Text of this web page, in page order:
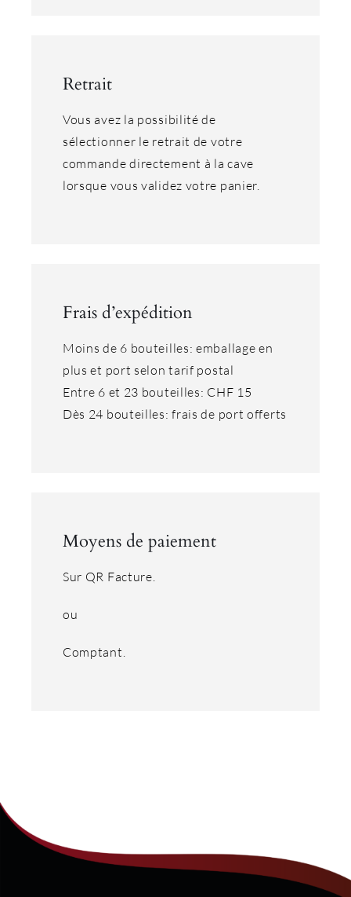
Retrait
Vous avez la possibilité de
sélectionner le retrait de votre
commande directement à la cave
lorsque vous validez votre panier.
Frais d’expédition
Moins de 6 bouteilles: emballage en
plus et port selon tarif postal
Entre 6 et 23 bouteilles: CHF 15
Dès 24 bouteilles: frais de port offerts
Moyens de paiement
Sur QR Facture.
ou
Comptant.